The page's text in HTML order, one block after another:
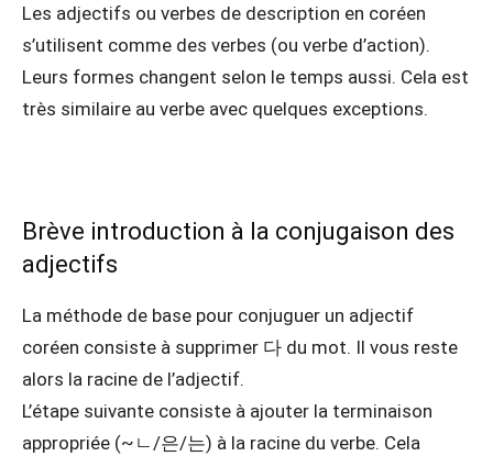
Les adjectifs ou verbes de description en coréen
s’utilisent comme des verbes (ou verbe d’action).
Leurs formes changent selon le temps aussi. Cela est
très similaire au verbe avec quelques exceptions.
Brève introduction à la conjugaison des
adjectifs
La méthode de base pour conjuguer un adjectif
coréen consiste à supprimer 다 du mot. Il vous reste
alors la racine de l’adjectif.
L’étape suivante consiste à ajouter la terminaison
appropriée (~ㄴ/은/는) à la racine du verbe. Cela